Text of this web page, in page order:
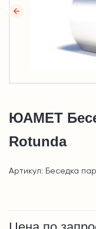
ЮАМЕТ
Rotunda
Артикул: Беседка